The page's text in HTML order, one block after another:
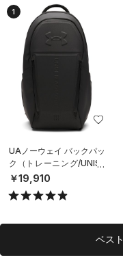
1
UAノーウェイ バックパッ
ク（トレーニング/UNISE
X）
￥19,910
ベス